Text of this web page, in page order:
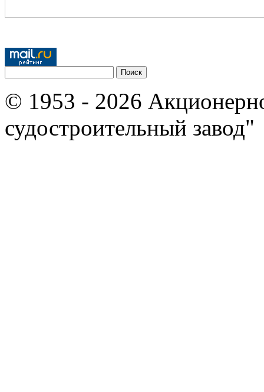
© 1953 - 2026
судостроительный завод"